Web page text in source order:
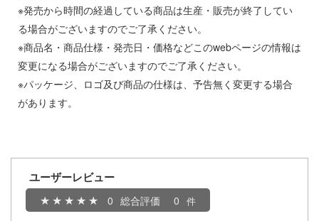
※発売から時間の経過している商品は生産・販売が終了してい
る場合がございますのでご了承ください。
※商品名・商品仕様・発売日・価格などこのwebページの情報は
変更になる場合がございますのでご了承ください。
※パッケージ、ロゴ及び商品の仕様は、予告無く変更する場合
があります。
ユーザーレビュー
0 総合評価
0
バンドクライ
ンレディ
クラウン
記モスピーダ
イファム
式アカウント
公式アカウント